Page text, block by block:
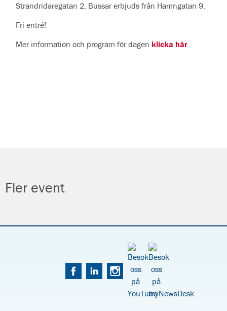
Fler event
Strandridaregatan 2. Bussar erbjuds från Hamngatan 9.
Fri entré!
Mer information och program för dagen klicka här